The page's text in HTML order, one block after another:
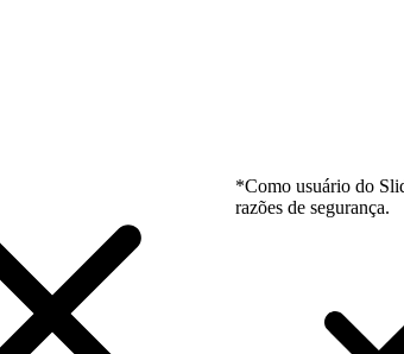
*Como usuário do
razões de segurança.